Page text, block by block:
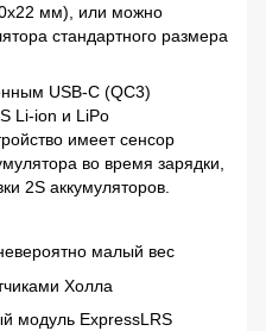
мм), или можно
стандартного размера
USB-C (QC3)
Li-ion и LiPo
имеет сенсор
во время зарядки,
2S аккумуляторов.
малый вес
Холла
модуль ExpressLRS